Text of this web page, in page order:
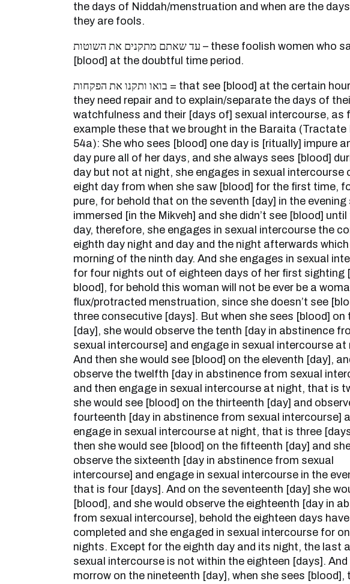
the days of Niddah/menstruation and when are the
they are fools.
עד שאתם מתקנים את השוטות – these foolish women who saw
[blood] at the doubtful time period.
בואו ותקנו את הפקחות = that see [blood] at the certain hour and
they need repair and to explain/separate the days of
watchfulness and their [days of] sexual intercourse, as
example these that we brought in the Baraita (Tractate
54a): She who sees [blood] one day is [ritually] impure
day pure all of her days, and she always sees [blood]
day but not at night, she engages in sexual intercourse
eight day from when she saw [blood] for the first time,
pure, for behold that on the seventh [day] in the evening
immersed [in the Mikveh] and she didn’t see [blood]
day, therefore, she engages in sexual intercourse the
eighth day night and day and the night afterwards
morning of the ninth day. And she engages in sexual
for four nights out of eighteen days of her first sighting
blood], for behold this woman will not be ever be a
flux/protracted menstruation, since she doesn’t see
three consecutive [days]. But when she sees [blood] on
[day], she would observe the tenth [day in abstinence
sexual intercourse] and engage in sexual intercourse at
And then she would see [blood] on the eleventh [day],
observe the twelfth [day in abstinence from sexual
and then engage in sexual intercourse at night, that is
she would see [blood] on the thirteenth [day] and
fourteenth [day in abstinence from sexual intercourse]
engage in sexual intercourse at night, that is three
then she would see [blood] on the fifteenth [day] and
observe the sixteenth [day in abstinence from sexual
intercourse] and engage in sexual intercourse in the
that is four [days]. And on the seventeenth [day] she
[blood], and she would observe the eighteenth [day in
from sexual intercourse], behold the eighteen days
completed and she engaged in sexual intercourse for
nights. Except for the eighth day and its night, the last
sexual intercourse is not within the eighteen [days]. And
morrow on the nineteenth [day], when she sees [blood],